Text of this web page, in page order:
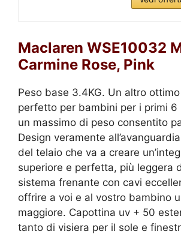
Maclaren WSE10032
Carmine Rose, Pink
Peso base 3.4KG. Un altro
perfetto per bambini per i primi 6
un massimo di peso consentito
Design veramente
del telaio che va a creare
superiore e perfetta, più leggera
sistema frenante con cavi
offrire a voi e al vostro bambino
maggiore. Capottina uv + 50
tanto di visiera per il sole e